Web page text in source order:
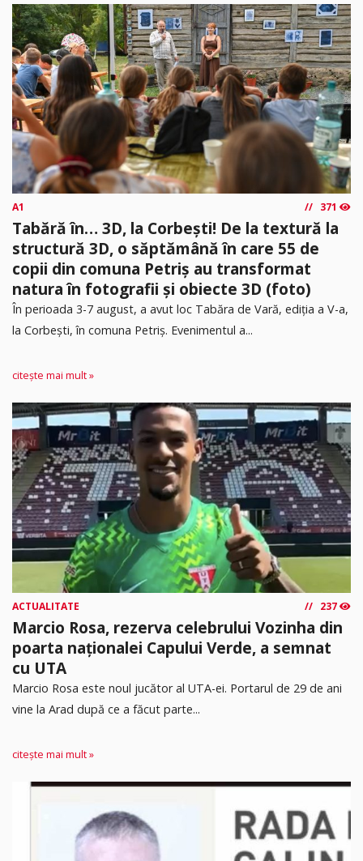
A1 371
Tabără în… 3D, la Corbești! De la textură la
structură 3D, o săptămână în care 55 de
copii din comuna Petriș au transformat
natura în fotografii și obiecte 3D (foto)
În perioada 3-7 august, a avut loc Tabăra de Vară, ediția a V-a,
la Corbești, în comuna Petriș. Evenimentul a...
citește mai mult »
ACTUALITATE 237
Marcio Rosa, rezerva celebrului Vozinha din
poarta naționalei Capului Verde, a semnat
cu UTA
Marcio Rosa este noul jucător al UTA-ei. Portarul de 29 de ani
vine la Arad după ce a făcut parte...
citește mai mult »